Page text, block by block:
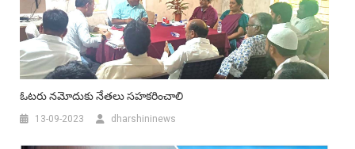
ఓటరు నమోదుకు నేతలు సహకరించాలి
13-09-2023 dharshininews